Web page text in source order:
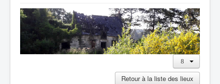
Accueil
14e au 18e siècle
Sources
Retour à la liste des lieux